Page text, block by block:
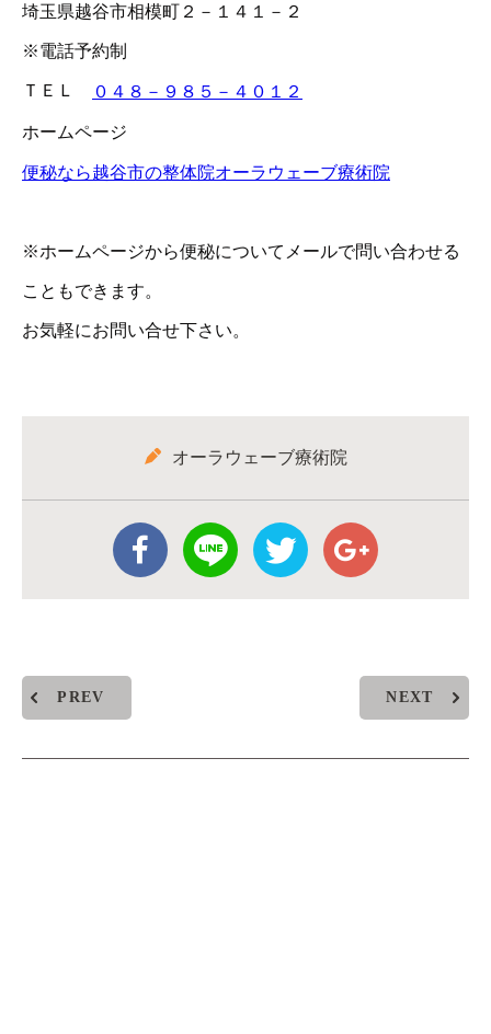
埼玉県越谷市相模町２－１４１－２
※電話予約制
ＴＥＬ ０４８－９８５－４０１２
ホームページ
便秘なら越谷市の整体院オーラウェーブ療術院
※ホームページから便秘についてメールで問い合わせる
こともできます。
お気軽にお問い合せ下さい。
オーラウェーブ療術院
PREV NEXT